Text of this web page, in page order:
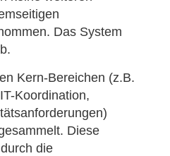
Das System
Kern-Bereichen (z.B.
Koordination,
Diese
die